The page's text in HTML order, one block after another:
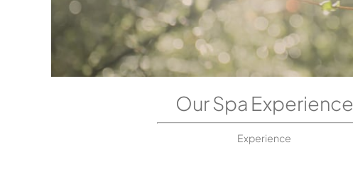
Our Spa Experience
Experience